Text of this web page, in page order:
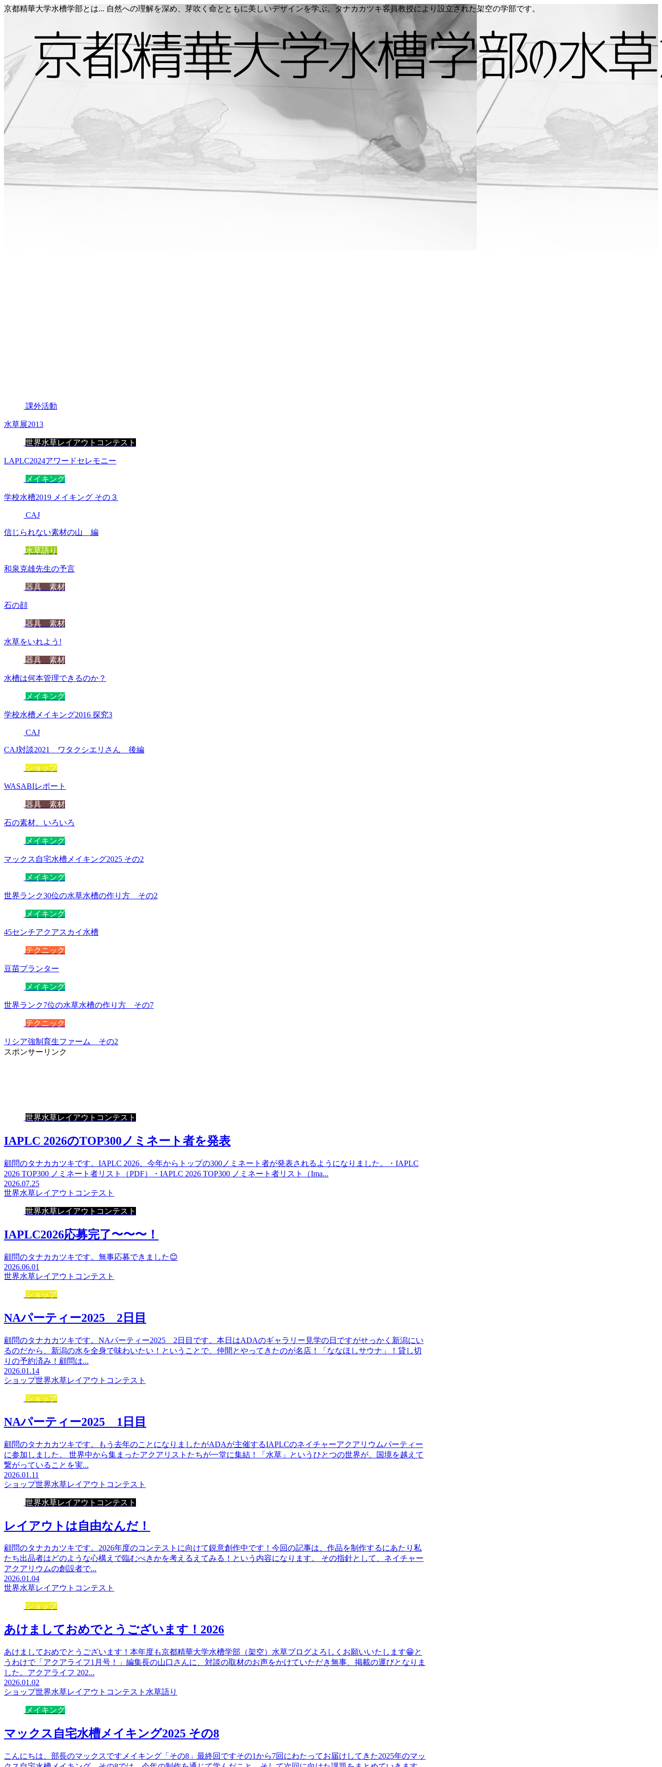
京都精華大学水槽学部とは... 自然への理解を深め、芽吹く命とともに美しいデザインを学ぶ。タナカカツキ客員教授により設立された架空の学部です。
課外活動
水草展2013
世界水草レイアウトコンテスト
LAPLC2024アワードセレモニー
メイキング
学校水槽2019 メイキング その３
CAJ
信じられない素材の山 編
水草語り
和泉克雄先生の予言
器具 素材
石の顔
器具 素材
水草をいれよう!
器具 素材
水槽は何本管理できるのか？
メイキング
学校水槽メイキング2016 探究3
CAJ
CAJ対談2021 ワタクシエリさん 後編
ショップ
WASABIレポート
器具 素材
石の素材、いろいろ
メイキング
マックス自宅水槽メイキング2025 その2
メイキング
世界ランク30位の水草水槽の作り方 その2
メイキング
45センチアクアスカイ水槽
テクニック
豆苗プランター
メイキング
世界ランク7位の水草水槽の作り方 その7
テクニック
リシア強制育生ファーム その2
スポンサーリンク
世界水草レイアウトコンテスト
IAPLC 2026のTOP300ノミネート者を発表
顧問のタナカカツキです。IAPLC 2026、今年からトップの300ノミネート者が発表されるようになりました。・IAPLC
2026 TOP300 ノミネート者リスト（PDF）・IAPLC 2026 TOP300 ノミネート者リスト（Ima...
2026.07.25
世界水草レイアウトコンテスト
世界水草レイアウトコンテスト
IAPLC2026応募完了〜〜〜！
顧問のタナカカツキです。無事応募できました😊
2026.06.01
世界水草レイアウトコンテスト
ショップ
NAパーティー2025 2日目
顧問のタナカカツキです。NAパーティー2025 2日目です。本日はADAのギャラリー見学の日ですがせっかく新潟にい
るのだから、新潟の水を全身で味わいたい！ということで、仲間とやってきたのが名店！「ななほしサウナ」！貸し切
りの予約済み！顧問は...
2026.01.14
ショップ世界水草レイアウトコンテスト
ショップ
NAパーティー2025 1日目
顧問のタナカカツキです。もう去年のことになりましたがADAが主催するIAPLCのネイチャーアクアリウムパーティー
に参加しました。 世界中から集まったアクアリストたちが一堂に集結！「水草」というひとつの世界が、国境を越えて
繋がっていることを実...
2026.01.11
ショップ世界水草レイアウトコンテスト
世界水草レイアウトコンテスト
レイアウトは自由なんだ！
顧問のタナカカツキです。2026年度のコンテストに向けて鋭意創作中です！今回の記事は、作品を制作するにあたり私
たち出品者はどのような心構えで臨むべきかを考えるえてみる！という内容になります。 その指針として、ネイチャー
アクアリウムの創設者で...
2026.01.04
世界水草レイアウトコンテスト
ショップ
あけましておめでとうございます！2026
あけましておめでとうございます！本年度も京都精華大学水槽学部（架空）水草ブログよろしくお願いいたします😁と
うわけで「アクアライフ1月号！」編集長の山口さんに、対談の取材のお声をかけていただき無事、掲載の運びとなりま
した。アクアライフ 202...
2026.01.02
ショップ世界水草レイアウトコンテスト 水草語り
メイキング
マックス自宅水槽メイキング2025 その8
こんにちは、部長のマックスですメイキング「その8」最終回ですその1から7回にわたってお届けしてきた2025年のマッ